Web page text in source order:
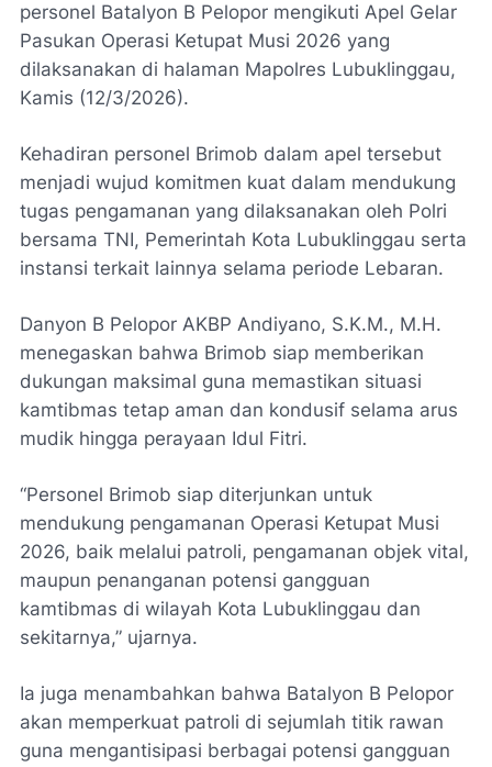
personel Batalyon B Pelopor mengikuti Apel Gelar
Pasukan Operasi Ketupat Musi 2026 yang
dilaksanakan di halaman Mapolres Lubuklinggau,
Kamis (12/3/2026).
Kehadiran personel Brimob dalam apel tersebut
menjadi wujud komitmen kuat dalam mendukung
tugas pengamanan yang dilaksanakan oleh Polri
bersama TNI, Pemerintah Kota Lubuklinggau serta
instansi terkait lainnya selama periode Lebaran.
Danyon B Pelopor AKBP Andiyano, S.K.M., M.H.
menegaskan bahwa Brimob siap memberikan
dukungan maksimal guna memastikan situasi
kamtibmas tetap aman dan kondusif selama arus
mudik hingga perayaan Idul Fitri.
“Personel Brimob siap diterjunkan untuk
mendukung pengamanan Operasi Ketupat Musi
2026, baik melalui patroli, pengamanan objek vital,
maupun penanganan potensi gangguan
kamtibmas di wilayah Kota Lubuklinggau dan
sekitarnya,” ujarnya.
Ia juga menambahkan bahwa Batalyon B Pelopor
akan memperkuat patroli di sejumlah titik rawan
guna mengantisipasi berbagai potensi gangguan